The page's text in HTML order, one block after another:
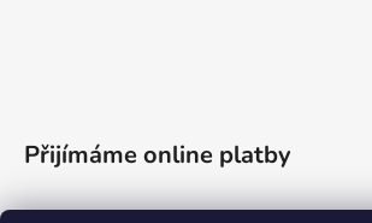
Přijímáme online platby